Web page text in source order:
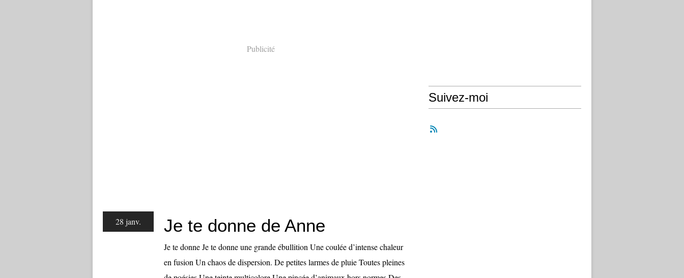
Publicité
28 janv. Je te donne de Anne
Je te donne Je te donne une grande ébullition Une coulée d’intense chaleur
en fusion Un chaos de dispersion. De petites larmes de pluie Toutes pleines
Suivez-moi